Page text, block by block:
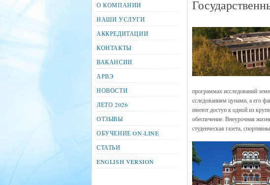
программах исследований
сследованиям цунами, а его
имеют доступ к одной из
обеспечение. Внеурочная
студенческая газета,
О КОМПАНИИ
НАШИ УСЛУГИ
АККРЕДИТАЦИИ
КОНТАКТЫ
ВАКАНСИИ
АРВЭ
НОВОСТИ
ЛЕТО 2026
ОТЗЫВЫ
ОБУЧЕНИЕ ON-LINE
СТАТЬИ
ENGLISH VERSION